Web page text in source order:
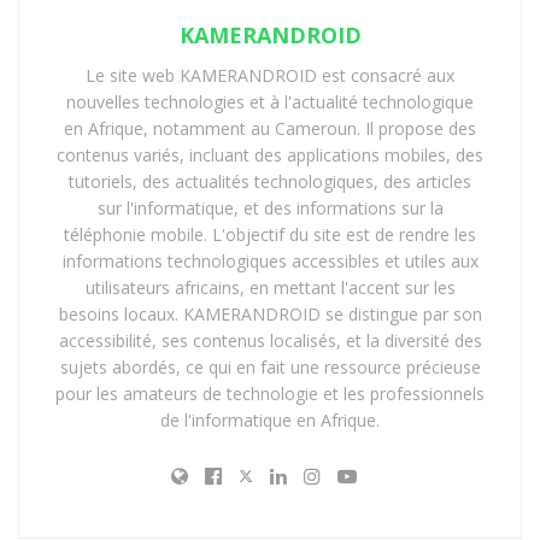
Face à l’urgence, MTN Cameroon a sollicité l’activation
d’une capacité de secours via le câble SAIL (South
Atlantic Inter Link), infrastructure souveraine reliant le
Cameroun au Brésil, avec une capacité théorique
d’environ 32 Tbps. CAMTEL a mobilisé 30 Gbps à
destination de MTN. Il ne s’agit cependant pas d’un
geste solidaire, mais d’uneintervention commerciale
strictement encadrée par un accord contractuel
comme le précise CAMTEL :
Cette capacité n’a pas été fournie gratuitement, mais
dans le cadre d’un engagement commercial conforme
aux conditions du marché de gros. »
Architecture numérique : entre
KAMERANDROID
Le site web KAMERANDROID est consacré aux
nouvelles technologies et à l'actualité technologique
en Afrique, notamment au Cameroun. Il propose des
contenus variés, incluant des applications mobiles, des
tutoriels, des actualités technologiques, des articles
sur l'informatique, et des informations sur la
téléphonie mobile. L'objectif du site est de rendre les
informations technologiques accessibles et utiles aux
utilisateurs africains, en mettant l'accent sur les
besoins locaux. KAMERANDROID se distingue par son
accessibilité, ses contenus localisés, et la diversité des
sujets abordés, ce qui en fait une ressource précieuse
pour les amateurs de technologie et les professionnels
de l'informatique en Afrique.